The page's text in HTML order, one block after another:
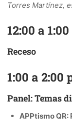
Torres Martínez,
12:00 a
Receso
1:00 a 2:00
Panel: Temas
APPtismo